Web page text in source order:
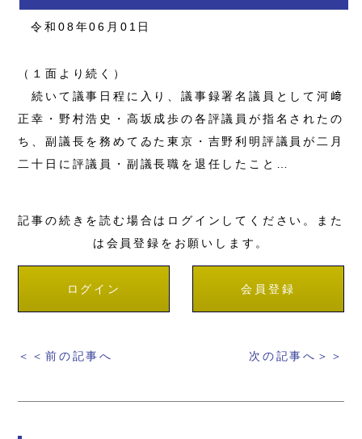
令和08年06月01日
（１面より続く）
続いて議事日程に入り、議事録署名議員として河﨑
正幸・野村浩史・高坂成歩の各評議員が指名されたの
ち、副議長を務めてゐた東京・吉野利明評議員が二月
二十日に評議員・副議長職を退任したこと…
記事の続きを読む場合はログインしてください。また
は会員登録をお願いします。
ログイン 会員登録
＜＜前の記事へ 次の記事へ＞＞